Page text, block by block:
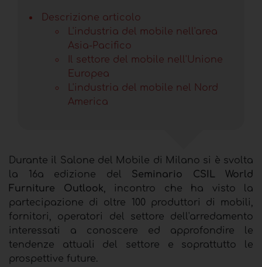
Descrizione articolo
L'industria del mobile nell'area
Asia-Pacifico
Il settore del mobile nell'Unione
Europea
L'industria del mobile nel Nord
America
Durante il Salone del Mobile di Milano si è svolta
la 16a edizione del Seminario CSIL World
Furniture Outlook, incontro che ha visto la
partecipazione di oltre 100 produttori di mobili,
fornitori, operatori del settore dell'arredamento
interessati a conoscere ed approfondire le
tendenze attuali del settore e soprattutto le
prospettive future.